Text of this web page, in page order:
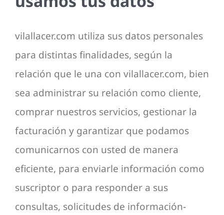
vilallacer.com utiliza sus datos personales
para distintas finalidades, según la
relación que le una con vilallacer.com, bien
sea administrar su relación como cliente,
comprar nuestros servicios, gestionar la
facturación y garantizar que podamos
comunicarnos con usted de manera
eficiente, para enviarle información como
suscriptor o para responder a sus
consultas, solicitudes de información-